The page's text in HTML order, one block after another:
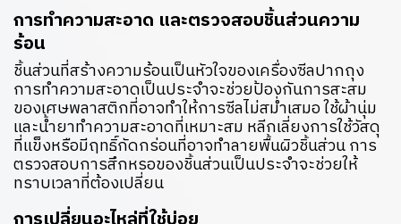
การทำความสะอาด และตรวจสอบชิ้นส่วนความ
ร้อน
ชิ้นส่วนที่สร้างความร้อนเป็นหัวใจของเครื่องซีลปากถุง
การทำความสะอาดเป็นประจำจะช่วยป้องกันการสะสม
ของเศษพลาสติกที่อาจทำให้การซีลไม่สม่ำเสมอ ใช้ผ้านุ่ม
และน้ำยาทำความสะอาดที่เหมาะสม หลีกเลี่ยงการใช้วัสดุ
ที่แข็งหรือมีฤทธิ์กัดกร่อนที่อาจทำลายพื้นผิวชิ้นส่วน การ
ตรวจสอบการสึกหรอของชิ้นส่วนเป็นประจำจะช่วยให้
ทราบเวลาที่ต้องเปลี่ยน